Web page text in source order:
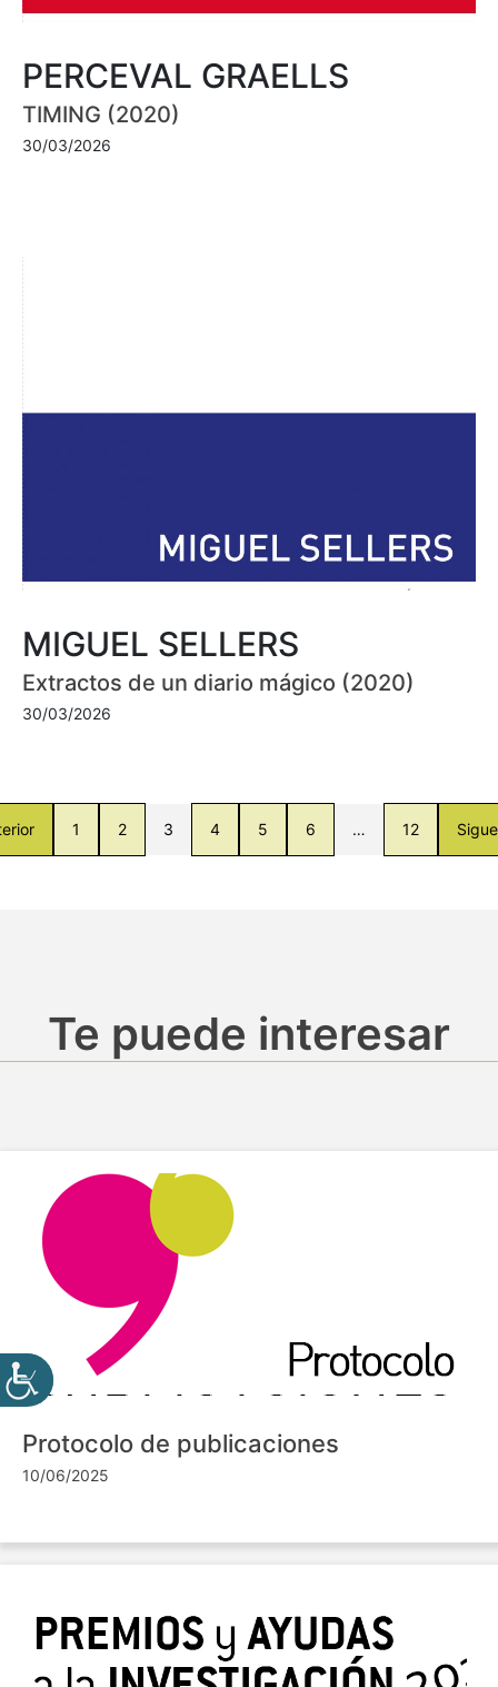
PERCEVAL GRAELLS
TIMING (2020)
30/03/2026
MIGUEL SELLERS
Extractos de un diario mágico (2020)
30/03/2026
1 2 3 4 5 6 … 12
Te puede interesar
Protocolo de publicaciones
10/06/2025